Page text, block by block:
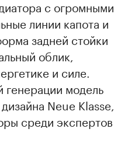
с огромными
линии капота и
задней стойки
облик,
и силе.
модель
Neue Klasse,
среди экспертов